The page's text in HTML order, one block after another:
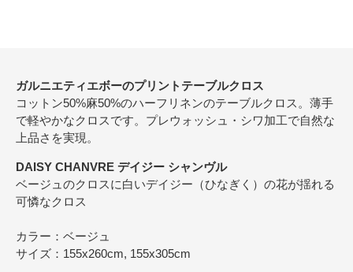
ガルニエティエボーのプリントテーブルクロス
コットン50%麻50%のハーフリネンのテーブルクロス。薄手
で軽やかなクロスです。プレウォッシュ・シワ加工で自然な
上品さを実現。
DAISY CHANVRE デイジー シャンヴル
ベージュのクロスに白いデイジー（ひなぎく）の花が揺れる
可憐なクロス
カラー：ベージュ
サイズ：155x260cm, 155x305cm